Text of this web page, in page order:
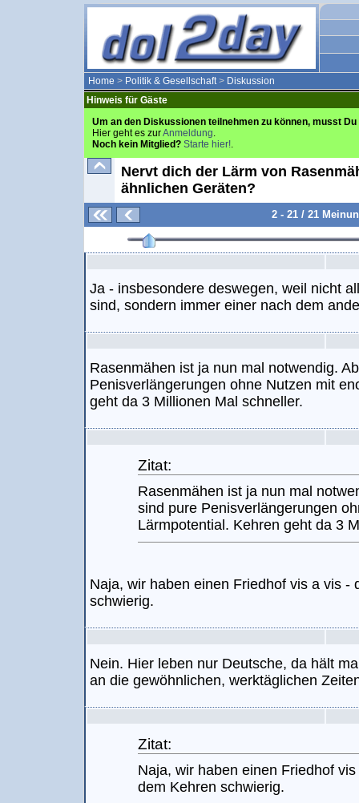
Home > Politik & Gesellschaft> Diskussion
Hinweis für Gäste
Um an den Diskussionen teilnehmen zu können, musst
Hier geht es zurAnmeldung.
Noch kein Mitglied? Starte hier!.
Nervt dich der Lärm von
ähnlichen Geräten?
2 - 21 / 21
Ja - insbesondere deswegen, weil nicht
sind, sondern immer einer nach dem
Rasenmähen ist ja nun mal notwendig.
Penisverlängerungen ohne Nutzen mit
geht da 3 Millionen Mal schneller.
Zitat:
Rasenmähen ist ja nun mal
sind pure Penisverlängerungen
Lärmpotential. Kehren geht da 3
Naja, wir haben einen Friedhof vis a vis -
schwierig.
Nein. Hier leben nur Deutsche, da hält
an die gewöhnlichen, werktäglichen
Zitat:
Naja, wir haben einen Friedhof
dem Kehren schwierig.